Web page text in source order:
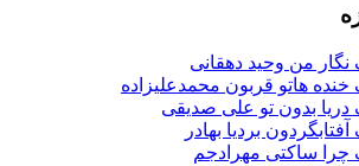
نگار من وحید دهقانی
خنده هاتو قربون محمدعلیزاده
دریا بدون تو علی صدیقی
بردیا بهادر
چرا ساکتی مهرادجم